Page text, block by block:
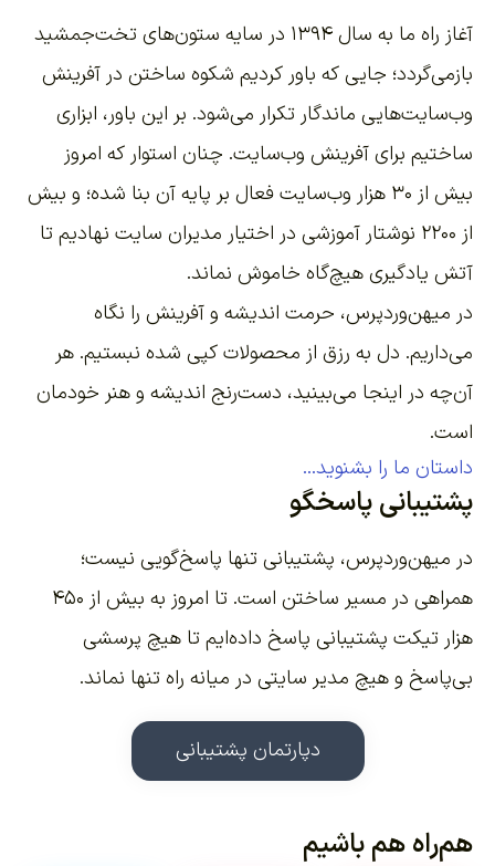
آغاز راه ما به سال ۱۳۹۴ در سایه ستون‌های تخت‌جمشید
بازمی‌گردد؛ جایی که باور کردیم شکوه ساختن در آفرینش
وب‌سایت‌هایی ماندگار تکرار می‌شود. بر این باور، ابزاری
ساختیم برای آفرینش وب‌سایت. چنان استوار که امروز
بیش از ۳۰ هزار وب‌سایت فعال بر پایه آن بنا شده؛ و بیش
از ۲۲۰۰
نوشتار آموزشی در اختیار مدیران سایت نهادیم تا
آتش یادگیری هیچ‌گاه خاموش نماند.
در میهن‌وردپرس، حرمت اندیشه و آفرینش را نگاه
می‌داریم. دل به رزق از محصولات کپی شده نبستیم. هر
آن‌چه در اینجا می‌بینید، دست‌رنج اندیشه و هنر خودمان
است.
داستان ما را بشنوید...
پشتیبانی پاسخگو
در میهن‌وردپرس، پشتیبانی تنها پاسخ‌گویی نیست؛
همراهی در مسیر ساختن است. تا امروز به بیش از ۴۵۰
هزار تیکت پشتیبانی پاسخ داده‌ایم تا هیچ پرسشی
بی‌پاسخ و هیچ مدیر سایتی در میانه راه تنها نماند.
دپارتمان پشتیبانی
هم‌راه هم باشیم